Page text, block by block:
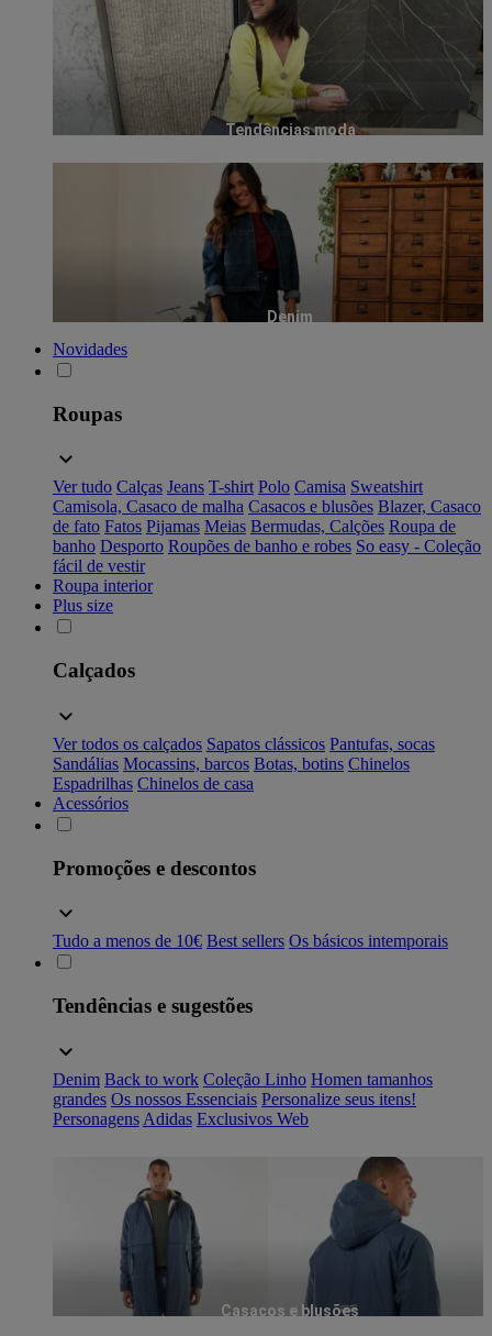
Tendências moda
Denim
Novidades
Roupas
Ver tudo Calças Jeans T-shirt Polo Camisa Sweatshirt
Camisola, Casaco de malha Casacos e blusões Blazer, Casaco
de fato Fatos Pijamas Meias Bermudas, Calções Roupa de
banho Desporto Roupões de banho e robes So easy - Coleção
fácil de vestir
Roupa interior
Plus size
Calçados
Ver todos os calçados Sapatos clássicos Pantufas, socas
Sandálias Mocassins, barcos Botas, botins Chinelos
Espadrilhas Chinelos de casa
Acessórios
Promoções e descontos
Tudo a menos de 10€ Best sellers Os básicos intemporais
Tendências e sugestões
Denim Back to work Coleção Linho Homen tamanhos
grandes Os nossos Essenciais Personalize seus itens!
Personagens Adidas Exclusivos Web
Casacos e blusões